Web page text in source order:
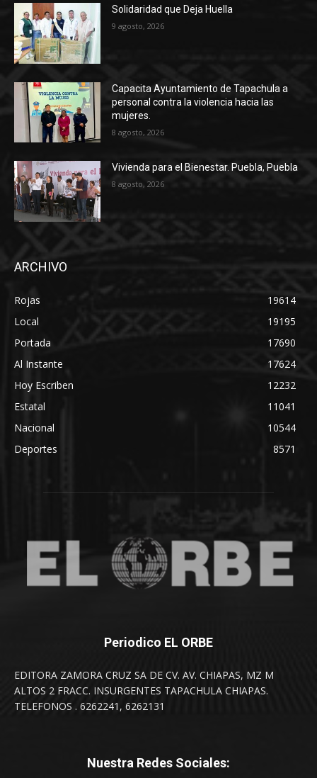
Solidaridad que Deja Huella
9 agosto, 2026
Capacita Ayuntamiento de Tapachula a
personal contra la violencia hacia las
mujeres.
8 agosto, 2026
Vivienda para el Bienestar. Puebla, Puebla
8 agosto, 2026
ARCHIVO
Rojas
19614
Local
19195
Portada
17690
Al Instante
17624
Hoy Escriben
12232
Estatal
11041
Nacional
10544
Deportes
8571
Periodico EL ORBE
EDITORA ZAMORA CRUZ SA DE CV. AV. CHIAPAS, MZ M
ALTOS 2 FRACC. INSURGENTES TAPACHULA CHIAPAS.
TELEFONOS . 6262241, 6262131
Nuestra Redes Sociales: